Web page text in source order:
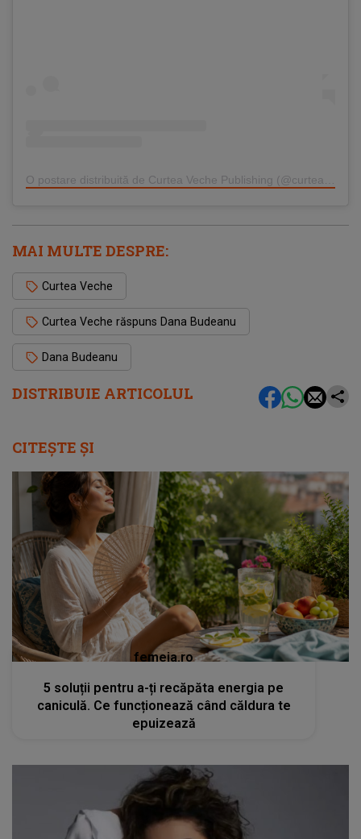
DISTRIBUIE ARTICOLUL
O postare distribuită de Curtea Veche Publishing (@curteavechepublishing)
MAI MULTE DESPRE:
Curtea Veche
Curtea Veche răspuns Dana Budeanu
Dana Budeanu
CITEȘTE ȘI
femeia.ro
5 soluții pentru a-ți recăpăta energia pe
caniculă. Ce funcționează când căldura te
epuizează